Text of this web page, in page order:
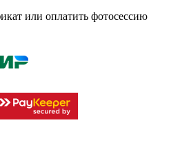
или оплатить фотосессию